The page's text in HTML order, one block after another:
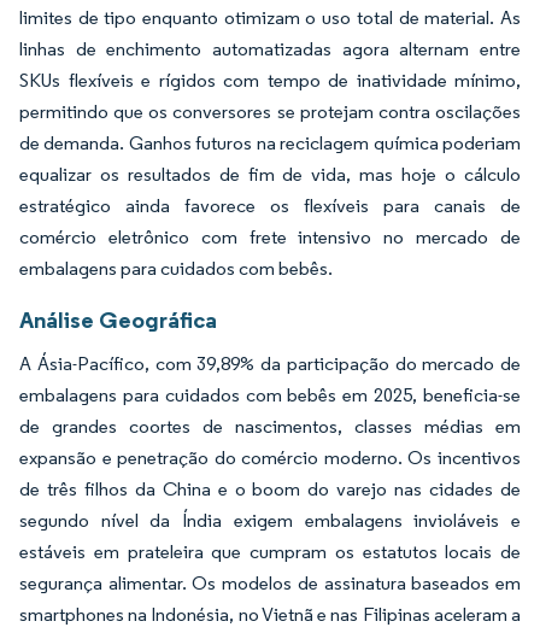
limites de tipo enquanto otimizam o uso total de material. As
linhas de enchimento automatizadas agora alternam entre
SKUs flexíveis e rígidos com tempo de inatividade mínimo,
permitindo que os conversores se protejam contra oscilações
de demanda. Ganhos futuros na reciclagem química poderiam
equalizar os resultados de fim de vida, mas hoje o cálculo
estratégico ainda favorece os flexíveis para canais de
comércio eletrônico com frete intensivo no mercado de
embalagens para cuidados com bebês.
Análise Geográfica
A Ásia-Pacífico, com 39,89% da participação do mercado de
embalagens para cuidados com bebês em 2025, beneficia-se
de grandes coortes de nascimentos, classes médias em
expansão e penetração do comércio moderno. Os incentivos
de três filhos da China e o boom do varejo nas cidades de
segundo nível da Índia exigem embalagens invioláveis e
estáveis em prateleira que cumpram os estatutos locais de
segurança alimentar. Os modelos de assinatura baseados em
smartphones na Indonésia, no Vietnã e nas Filipinas aceleram a